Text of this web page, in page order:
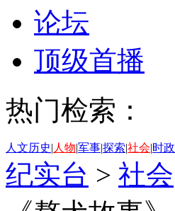
论坛
顶级首播
热门检索：
人文历史| 人物|军事|探索|社会|时政
纪实台 > 社会